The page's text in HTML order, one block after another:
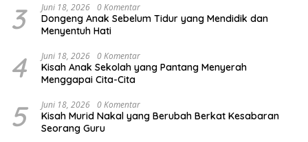
3 Juni 18, 2026 0 Komentar
Dongeng Anak Sebelum Tidur yang Mendidik dan
Menyentuh Hati
4 Juni 18, 2026 0 Komentar
Kisah Anak Sekolah yang Pantang Menyerah
Menggapai Cita-Cita
5 Juni 18, 2026 0 Komentar
Kisah Murid Nakal yang Berubah Berkat Kesabaran
Seorang Guru